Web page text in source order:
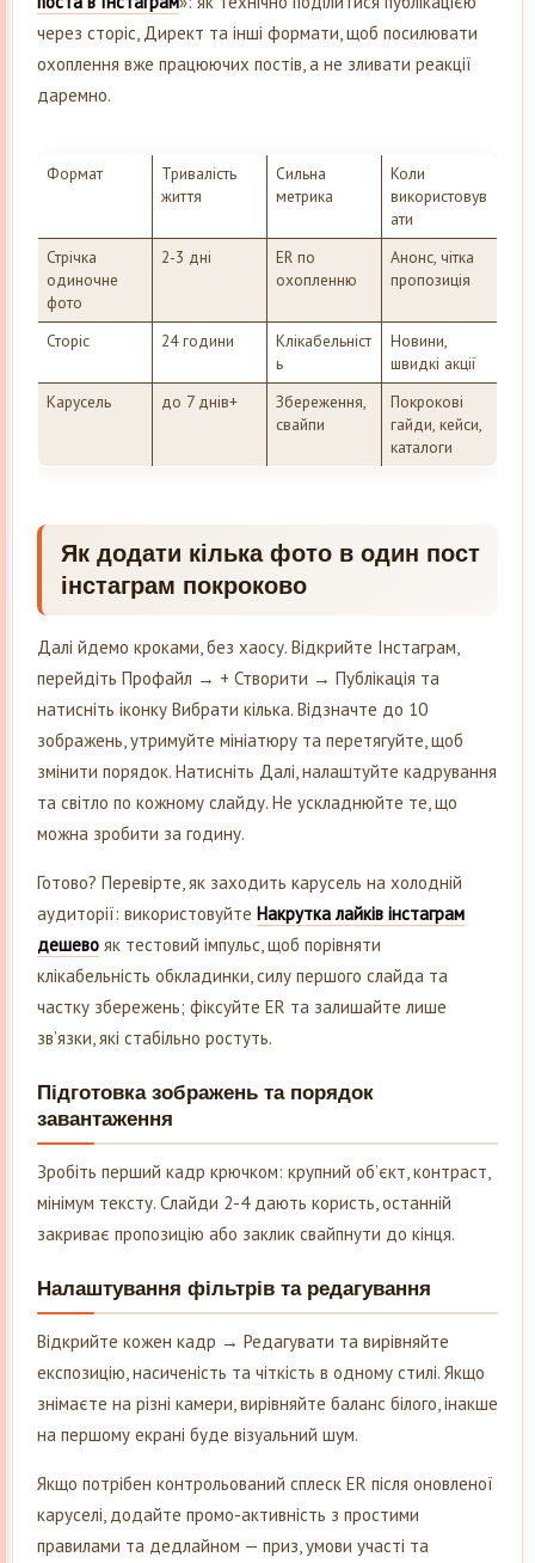
через сторіс, Директ та інші формати, щоб посилювати
охоплення вже працюючих постів, а не зливати реакції
даремно.
Формат
Тривалість
життя
Сильна
метрика
Коли
використовув
ати
Стрічка
одиночне
фото
2-3 дні
ER по
охопленню
Анонс, чітка
пропозиція
Сторіс 24 години
Клікабельніст
ь
Новини,
швидкі акції
Карусель
до 7 днів+
Збереження,
свайпи
Покрокові
гайди, кейси,
каталоги
Як додати кілька фото в один пост
інстаграм покроково
Далі йдемо кроками, без хаосу. Відкрийте Інстаграм,
перейдіть Профайл → + Створити → Публікація та
натисніть іконку Вибрати кілька. Відзначте до 10
зображень, утримуйте мініатюру та перетягуйте, щоб
змінити порядок. Натисніть Далі, налаштуйте кадрування
та світло по кожному слайду. Не ускладнюйте те, що
можна зробити за годину.
Готово? Перевірте, як заходить карусель на холодній
аудиторії: використовуйте Накрутка лайків інстаграм
дешево як тестовий імпульс, щоб порівняти
клікабельність обкладинки, силу першого слайда та
частку збережень; фіксуйте ER та залишайте лише
зв’язки, які стабільно ростуть.
Підготовка зображень та порядок
завантаження
Зробіть перший кадр крючком: крупний об’єкт, контраст,
мінімум тексту. Слайди 2-4 дають користь, останній
закриває пропозицію або заклик свайпнути до кінця.
Налаштування фільтрів та редагування
Відкрийте кожен кадр → Редагувати та вирівняйте
експозицію, насиченість та чіткість в одному стилі. Якщо
знімаєте на різні камери, вирівняйте баланс білого, інакше
на першому екрані буде візуальний шум.
Якщо потрібен контрольований сплеск ER після оновленої
каруселі, додайте промо-активність з простими
правилами та дедлайном — приз, умови участі та